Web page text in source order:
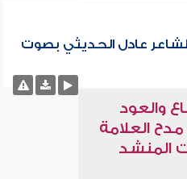
عادل الحديثي بصوت
والعود
العلامة
المنشد